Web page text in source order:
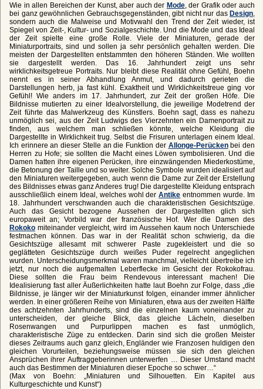
Wie in allen Bereichen der Kunst, aber auch der Mode, der Grafik oder auch
bei ganz gewöhnlichen Gebrauchsgegenständen, gibt nicht nur das Design
sondern auch die Malweise und Motivwahl den Trend der Zeit wieder, ist
Spiegel von Zeit-, Kultur- und Sozialgeschichte. Und die Mode und das Ideal
der Zeit spielte eine große Rolle. Viele der Miniaturen, gerade der
Miniaturportraits, sind und sollen ja sehr persönlich gehalten werden. Die
meisten der Dargestellten entstammten den höheren Ständen. Wie wollten
sie dargestellt werden. Das 16. Jahrhundert zeigt uns sehr
wirklichkeitsgetreue Portraits. Nur bleibt diese Realität ohne Gefühl, Boehn
nennt es in seiner Abhandlung Anmut, und dadurch gerieten die
Darstellungen herb, ja fast kühl. Exaktheit und Wirklichkeitstreue ging vor
Gefühl! Wie anders im 17. Jahrhundert, zur Zeit der großen Höfe. Die
Bildnisse mutierten zu einer Idealvorstellung, die jeweilige Modetrend der
Zeit führte das Malwerkzeug des Künstlers. Boehn sagt, dass es nahezu
unmöglich sei, aus der Zeit Ludwigs des Vierzehnten ein Damenportrait zu
finden, aus welchem man schließen könnte, welche Kleidung die
Dargestellte in Wirklichkeit trug. Selbst die Frisuren unterlagen einem Ideal.
Ich erinnere an dieser Stelle an die Funktion der Allonge-Perückenbei den
Herren zu Hofe; sie sollten die Macht eines Löwen symbolisieren. Und die
Damen hatten ihre eigenen Perücken, ihre einzwängenden Miederkostüme,
die Betonung der Taille und so weiter. Solche Symbole wurden idealisiert auf
den Miniaturen weitergegeben, auch wenn die Dame zur Zeit der Erstellung
des Bildnisses etwas ganz Anderes trug! Die dargestellte Kleidung entsprach
ausschließlich einem Ideal, welches wohl derAntike entnommen wurde. Im
18. Jahrhundert verschwanden auch die charakteristischen Gesichtszüge.
Auch das Gesicht bezogene Aussehen der Dargestellten glich sich
europaweit an; Vorbild war der französische Hof. Wer die Damen des
Rokoko miteinander vergleicht, wird im Aussehen kaum noch Unterschiede
festmachen können. Das war in der Realität schon schwierig, da die
Gesichtszüge allesamt mit schwerer Paste zugekleistert und die so
geglätteten Gesichtszüge durch weißes Puder regelrecht angeglichen
wurden. Unterscheidungsmerkmal waren manchmal, vielleicht übertreibe ich
jetzt, nur noch die aufgemalten Leberflecke im Gesicht der Rokokofrau.
Diese sollten die Frau beim Rendevous interessant machen! Die
Idealisierung fast aller Äußerlichkeiten hatte laut Boehn zur Folge, dass „die
Bildnisse, je länger wir der Miniaturkunst folgen, einander immer ähnlicher
werden. In einer größeren Reihe von Miniaturen, etwa aus der zweiten Hälfte
des achtzehnten Jahrhunderts, sind die einzelnen kaum voneinander zu
unterscheiden, der gleiche Blick, das gleiche Lächeln, dieselben
Rosenwangen und Purpurlippen machen es fast unmöglich,
charakteristische Züge zu entdecken. Darin sind sich die großen Meister
dieses Zeitraums auch ganz gleich, Engländer wie Franzosen huldigen den
gleichen Vorurteilen, beziehungsweise müssen sie sich den gleichen
Ansprüchen ihrer Auftraggeberinnen unterwerfen … Dieser Umstand macht
auch das Bestimmen der Miniaturen dieser Epoche so schwer…“
(Max von Boehn: „Miniaturen und Silhouetten. Ein Kapitel aus
Kulturgeschichte und Kunst“)